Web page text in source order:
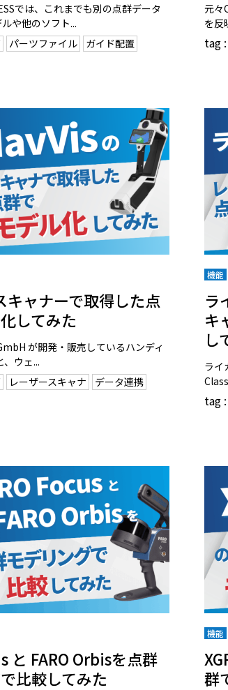
では、これまでも別の点群データ
や他のソフト...
パーツファイル ガイド配置
元々
を反
tag :
キャナーで取得した点
してみた
が開発・販売しているハンディ
、ウェ...
レーザースキャナ
データ連携
機能
ラ
キ
し
ライ
tag :
と FARO Orbisを点群
比較してみた
機能
群